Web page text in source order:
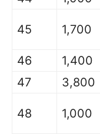
45 1,700
46
1,400
47
3,800
48 1,000